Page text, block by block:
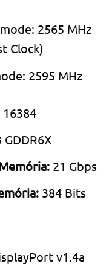
2565 MHz
Clock)
2595 MHz
16384
21 Gbps
384 Bits
v1.4a